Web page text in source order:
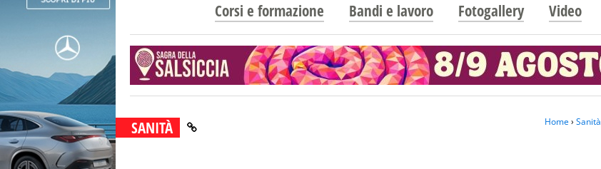
Corsi e formazione Bandi e lavoro Fotogallery Video
SANITÀ Home› Sanità